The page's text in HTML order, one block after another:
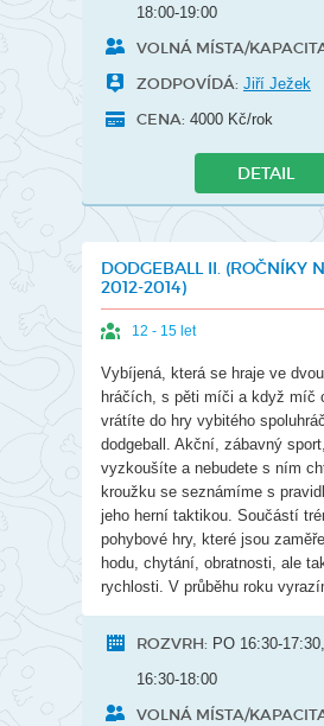
18:00-19:00
VOLNÁ MÍSTA/
ZODPOVÍDÁ: Jiří Ježek
CENA: 4000 Kč/rok
DETAIL
DODGEBALL II. (ROČNÍKY
2012-2014)
12 - 15 let
Vybíjená, která se hraje ve
hráčích, s pěti míči a když míč
vrátíte do hry vybitého
dodgeball. Akční, zábavný
vyzkoušíte a nebudete s ním
kroužku se seznámíme s
jeho herní taktikou. Součástí
pohybové hry, které jsou
hodu, chytání, obratnosti, ale
rychlosti. V průběhu roku
ROZVRH: PO 16:30-
16:30-18:00
VOLNÁ MÍSTA/